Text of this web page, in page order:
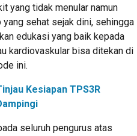
yang tidak menular namun
sehat sejak dini, sehingga
edukasi yang baik kepada
kardiovaskular bisa ditekan di
ini.
Kesiapan TPS3R
seluruh pengurus atas